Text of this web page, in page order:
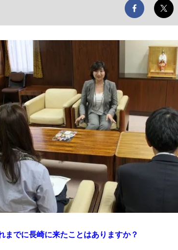
までに長崎に来たことはありますか？